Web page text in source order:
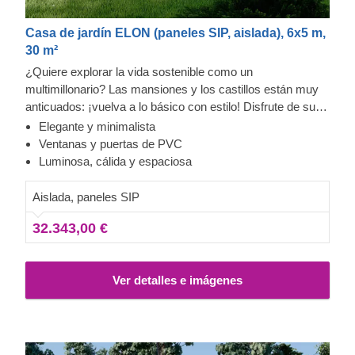
Casa de jardín ELON (paneles SIP, aislada), 6x5 m,
30 m²
¿Quiere explorar la vida sostenible como un
multimillonario? Las mansiones y los castillos están muy
anticuados: ¡vuelva a lo básico con estilo! Disfrute de su
residencia contemporánea, económica y sostenible
durante todo el año como lo hacen los más ricos del
mundo. La última incorporación a nuestra colección de
inmediato en una forma de vida más minimalista.
Relativamente compacta desde el exterior pero
increíblemente espaciosa y con capacidad para acomodar
todo lo que necesita en su interior, esta moderna
residencia se convertirá rápidamente en lo más destacado
de su día. Es ideal no solo cuando necesita soledad, sino
también para usarse como un amplio espacio de oficina a
realizar cualquier otra actividad de manera más eficiente y
Elegante y minimalista
Ventanas y puertas de PVC
Luminosa, cálida y espaciosa
Aislada, paneles SIP
32.343,00 €
Ver detalles e imágenes